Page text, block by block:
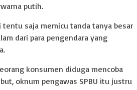
putih.
saja memicu tanda tanya besar
dari para pengendara yang
konsumen diduga mencoba
oknum pengawas SPBU itu justru